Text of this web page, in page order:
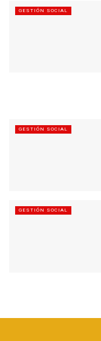
GESTIÓN SOCIAL
GESTIÓN SOCIAL
GESTIÓN SOCIAL